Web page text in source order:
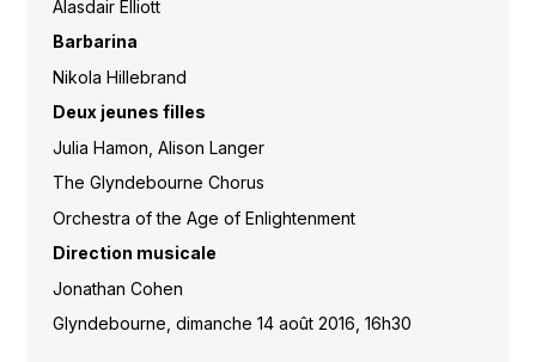
Alasdair Elliott
Barbarina
Nikola Hillebrand
Deux jeunes filles
Julia Hamon, Alison Langer
The Glyndebourne Chorus
Orchestra of the Age of Enlightenment
Direction musicale
Jonathan Cohen
Glyndebourne, dimanche 14 août 2016, 16h30